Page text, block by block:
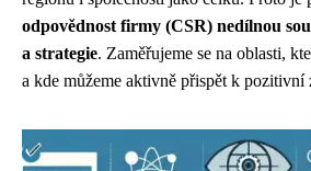
odpovědnost firmy (CSR) nedílnou
a strategie. Zaměřujeme se na oblasti,
a kde můžeme aktivně přispět k pozitivní